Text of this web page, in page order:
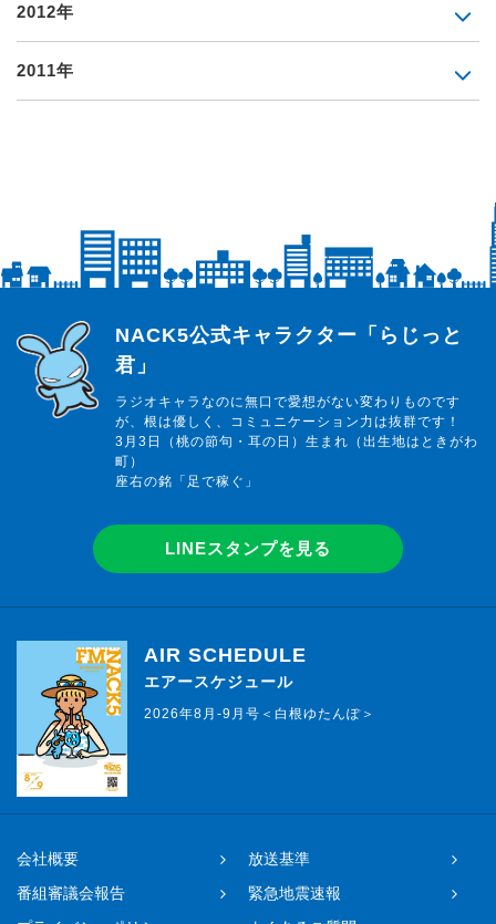
2012年
2011年
らじっと君
NACK5公式キャラクター「らじっと
君」
ラジオキャラなのに無口で愛想がない変わりものです
が、根は優しく、コミュニケーション力は抜群です！
3月3日（桃の節句・耳の日）生まれ（出生地はときがわ
町）
座右の銘「足で稼ぐ」
LINEスタンプを見る
AIR SCHEDULE
エアースケジュール
2026年8月-9月号＜白根ゆたんぽ＞
会社概要
放送基準
番組審議会報告
緊急地震速報